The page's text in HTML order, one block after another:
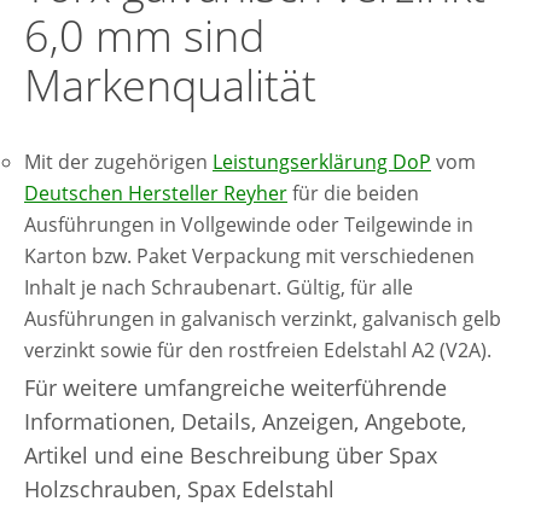
6,0 mm sind
Markenqualität
Mit der zugehörigen Leistungserklärung DoP vom
Deutschen Hersteller Reyherfür die beiden
Ausführungen in Vollgewinde oder Teilgewinde in
Karton bzw. Paket Verpackung mit verschiedenen
Inhalt je nach Schraubenart. Gültig, für alle
Ausführungen in galvanisch verzinkt, galvanisch gelb
verzinkt sowie für den rostfreien Edelstahl A2 (V2A).
Für weitere umfangreiche weiterführende
Informationen, Details, Anzeigen, Angebote,
Artikel und eine Beschreibung über Spax
Holzschrauben, Spax Edelstahl